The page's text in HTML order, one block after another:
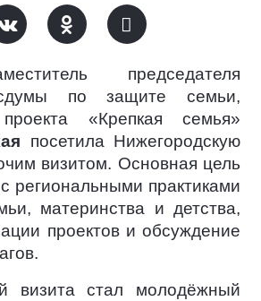
председателя
по защите семьи,
«Крепкая семья»
посетила Нижегородскую
визитом. Основная цель
региональными практиками
материнства и детства,
проектов и обсуждение
визита стал молодёжный